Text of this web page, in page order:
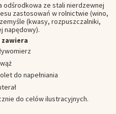
ze stali nierdzewnej
zastosowań w rolnictwie (wino,
(kwasy, rozpuszczalniki,
napędowy).
zawiera
wąż
do napełniania
do celów ilustracyjnych.